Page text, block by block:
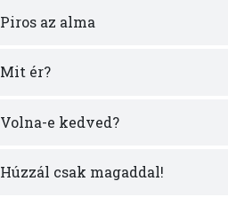
Piros az alma
Mit ér?
Volna-e kedved?
Húzzál csak magaddal!